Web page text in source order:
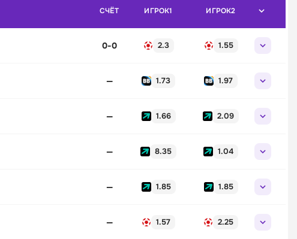
СЧЁТ ИГРОК1 ИГРОК2
0-0 2.3 1.55
— 1.73 1.97
— 1.66 2.09
— 8.35 1.04
— 1.85 1.85
— 1.57 2.25